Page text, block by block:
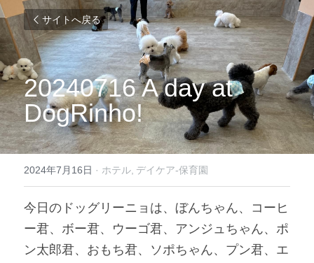
サイトへ戻る
20240716 A day at
DogRinho!
2024年7月16日 · ホテル, デイケア-保育園
今日のドッグリーニョは、ぼんちゃん、コーヒ
ー君、ボー君、ウーゴ君、アンジュちゃん、ポ
ン太郎君、おもち君、ソポちゃん、プン君、エ